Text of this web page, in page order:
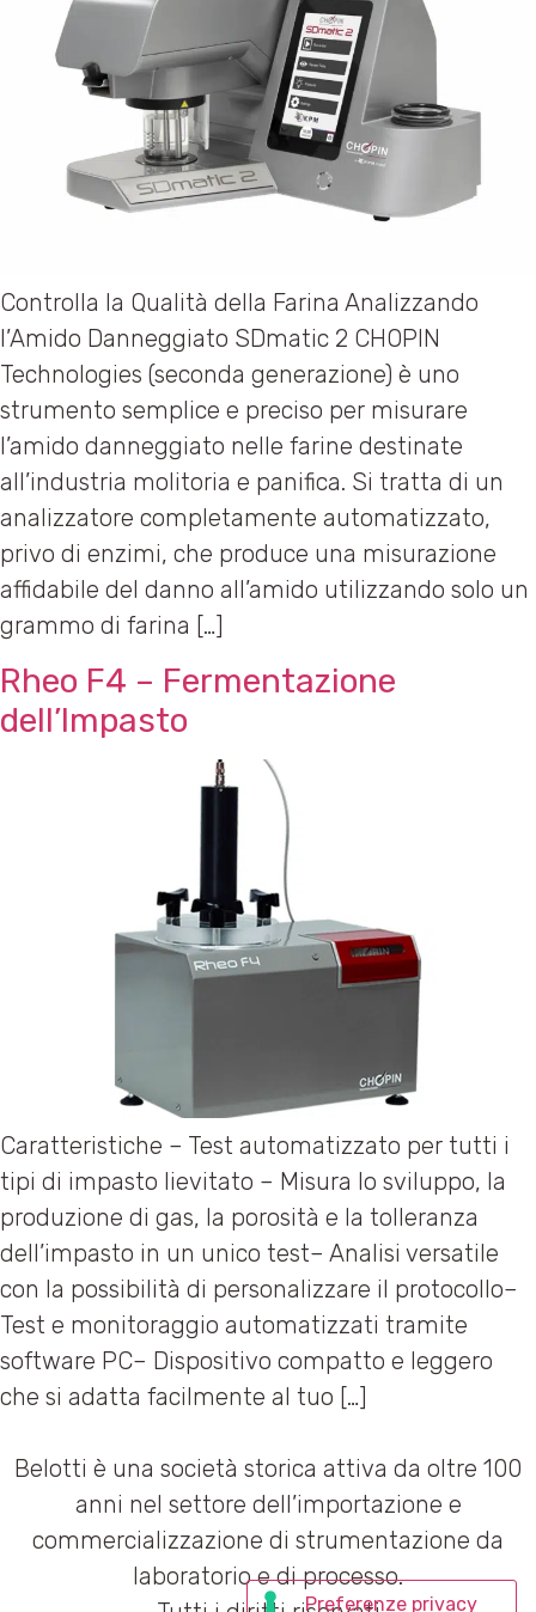
Controlla la Qualità della Farina Analizzando
l’Amido Danneggiato SDmatic 2 CHOPIN
Technologies (seconda generazione) è uno
strumento semplice e preciso per misurare
l’amido danneggiato nelle farine destinate
all’industria molitoria e panifica. Si tratta di un
analizzatore completamente automatizzato,
privo di enzimi, che produce una misurazione
affidabile del danno all’amido utilizzando solo un
grammo di farina […]
Rheo F4 – Fermentazione
dell’Impasto
Caratteristiche – Test automatizzato per tutti i
tipi di impasto lievitato – Misura lo sviluppo, la
produzione di gas, la porosità e la tolleranza
dell’impasto in un unico test– Analisi versatile
con la possibilità di personalizzare il protocollo–
Test e monitoraggio automatizzati tramite
software PC– Dispositivo compatto e leggero
che si adatta facilmente al tuo […]
Belotti è una società storica attiva da oltre 100
anni nel settore dell’importazione e
commercializzazione di strumentazione da
laboratorio e di processo.